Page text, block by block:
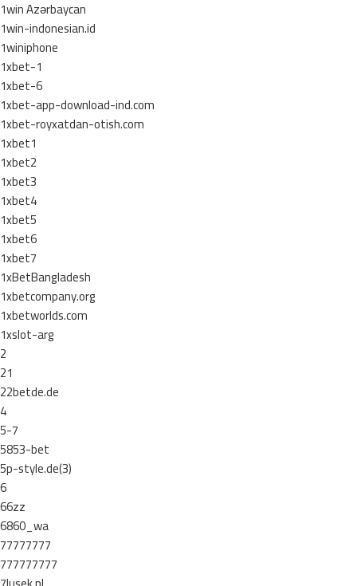
1win Azərbaycan
1win-indonesian.id
1winiphone
1xbet-1
1xbet-6
1xbet-app-download-ind.com
1xbet-royxatdan-otish.com
1xbet1
1xbet2
1xbet3
1xbet4
1xbet5
1xbet6
1xbet7
1xBetBangladesh
1xbetcompany.org
1xbetworlds.com
1xslot-arg
2
21
22betde.de
4
5-7
5853-bet
5p-style.de(3)
6
66zz
6860_wa
77777777
777777777